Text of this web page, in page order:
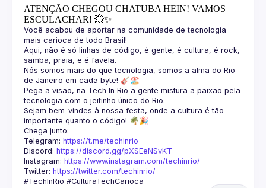
ATENÇÃO CHEGOU CHATUBA HEIN! VAMOS
ESCULACHAR! 💥✨
Você acabou de aportar na comunidade de tecnologia
Aqui, não é só linhas de código, é gente, é cultura, é rock,
Nós somos mais do que tecnologia, somos a alma do Rio
Pega a visão, na Tech In Rio a gente mistura a paixão pela
Sejam bem-vindes à nossa festa, onde a cultura é tão
Telegram: https://t.me/techinrio
Discord: https://discord.gg/pXSEeNSvKT
Instagram: https://www.instagram.com/techinrio/
Twitter: https://twitter.com/techinrio/